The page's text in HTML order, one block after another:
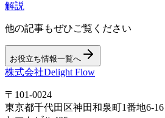
解説
他の記事もぜひご覧ください
お役立ち情報一覧へ
株式会社Delight Flow
〒101-0024
東京都千代田区神田和泉町1番地6-16